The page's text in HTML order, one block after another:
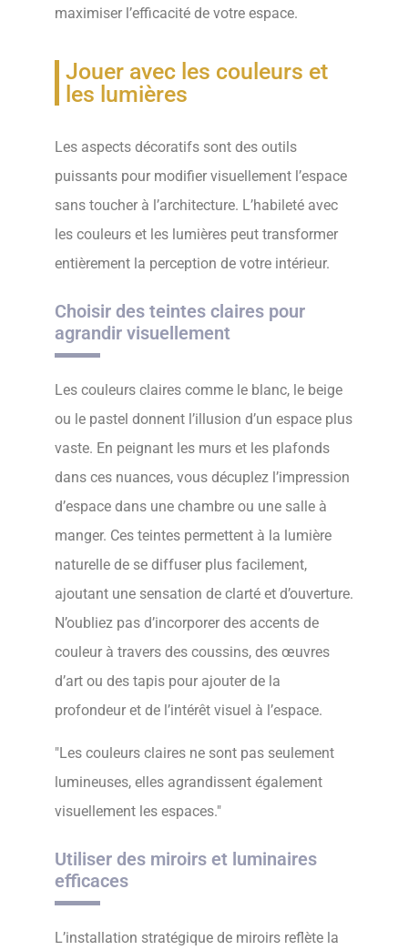
maximiser l’efficacité de votre espace.
Jouer avec les couleurs et
les lumières
Les aspects décoratifs sont des outils
puissants pour modifier visuellement l’espace
sans toucher à l’architecture. L’habileté avec
les couleurs et les lumières peut transformer
entièrement la perception de votre intérieur.
Choisir des teintes claires pour
agrandir visuellement
Les couleurs claires comme le blanc, le beige
ou le pastel donnent l’illusion d’un espace plus
vaste. En peignant les murs et les plafonds
dans ces nuances, vous décuplez l’impression
d’espace dans une chambre ou une salle à
manger. Ces teintes permettent à la lumière
naturelle de se diffuser plus facilement,
ajoutant une sensation de clarté et d’ouverture.
N’oubliez pas d’incorporer des accents de
couleur à travers des coussins, des œuvres
d’art ou des tapis pour ajouter de la
profondeur et de l’intérêt visuel à l’espace.
Les couleurs claires ne sont pas seulement
lumineuses, elles agrandissent également
visuellement les espaces.
Utiliser des miroirs et luminaires
efficaces
L’installation stratégique de miroirs reflète la